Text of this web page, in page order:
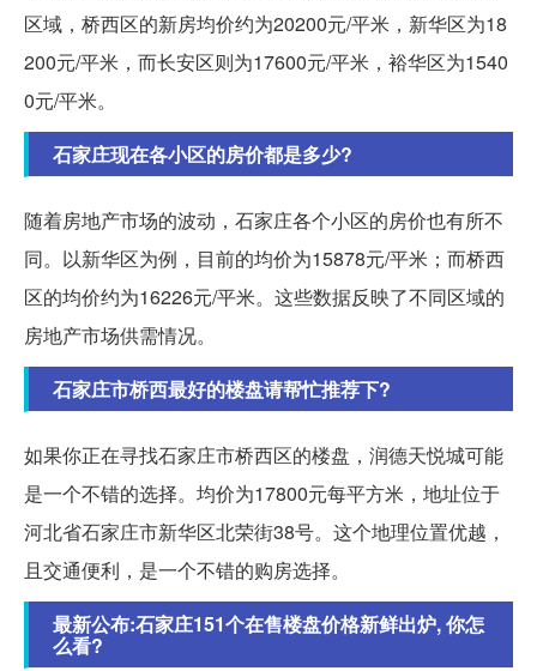
区域，桥西区的新房均价约为20200元/平米，新华区为18
200元/平米，而长安区则为17600元/平米，裕华区为1540
0元/平米。
石家庄现在各小区的房价都是多少?
随着房地产市场的波动，石家庄各个小区的房价也有所不
同。以新华区为例，目前的均价为15878元/平米；而桥西
区的均价约为16226元/平米。这些数据反映了不同区域的
房地产市场供需情况。
石家庄市桥西最好的楼盘请帮忙推荐下?
如果你正在寻找石家庄市桥西区的楼盘，润德天悦城可能
是一个不错的选择。均价为17800元每平方米，地址位于
河北省石家庄市新华区北荣街38号。这个地理位置优越，
且交通便利，是一个不错的购房选择。
最新公布:石家庄151个在售楼盘价格新鲜出炉, 你怎
么看?